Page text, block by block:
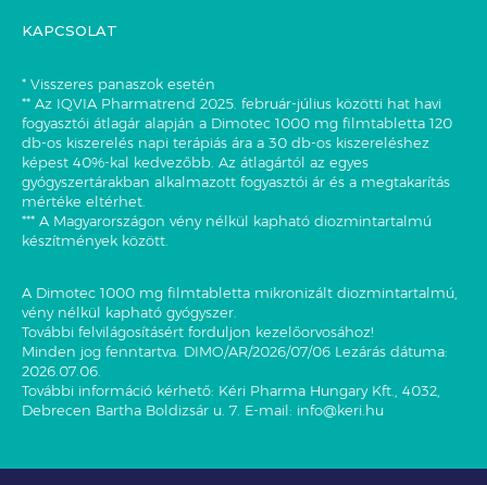
KAPCSOLAT
* Visszeres panaszok esetén
** Az IQVIA Pharmatrend 2025. február-július közötti hat havi
fogyasztói átlagár alapján a Dimotec 1000 mg filmtabletta 120
db-os kiszerelés napi terápiás ára a 30 db-os kiszereléshez
képest 40%-kal kedvezőbb. Az átlagártól az egyes
gyógyszertárakban alkalmazott fogyasztói ár és a megtakarítás
mértéke eltérhet.
*** A Magyarországon vény nélkül kapható diozmintartalmú
készítmények között.
A Dimotec 1000 mg filmtabletta mikronizált diozmintartalmú,
vény nélkül kapható gyógyszer.
További felvilágosításért forduljon kezelőorvosához!
Minden jog fenntartva. DIMO/AR/2026/07/06 Lezárás dátuma:
2026.07.06.
További információ kérhető: Kéri Pharma Hungary Kft., 4032,
Debrecen Bartha Boldizsár u. 7. E-mail: info@keri.hu